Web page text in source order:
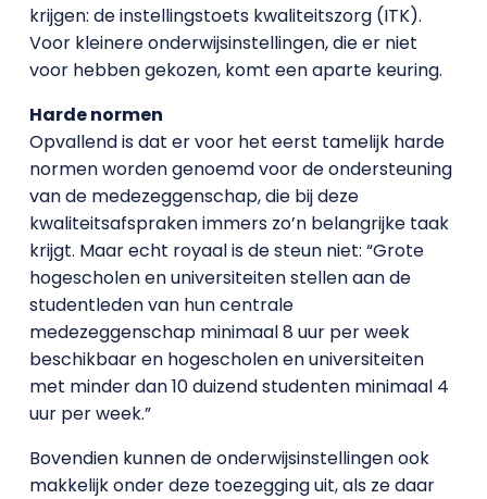
krijgen: de instellingstoets kwaliteitszorg (ITK).
Voor kleinere onderwijsinstellingen, die er niet
voor hebben gekozen, komt een aparte keuring.
Harde normen
Opvallend is dat er voor het eerst tamelijk harde
normen worden genoemd voor de ondersteuning
van de medezeggenschap, die bij deze
kwaliteitsafspraken immers zo’n belangrijke taak
krijgt. Maar echt royaal is de steun niet: “Grote
hogescholen en universiteiten stellen aan de
studentleden van hun centrale
medezeggenschap minimaal 8 uur per week
beschikbaar en hogescholen en universiteiten
met minder dan 10 duizend studenten minimaal 4
uur per week.”
Bovendien kunnen de onderwijsinstellingen ook
makkelijk onder deze toezegging uit, als ze daar